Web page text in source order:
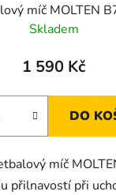
míč MOLTEN
Skladem
1 590 Kč
DO
míč
přilnavostí při